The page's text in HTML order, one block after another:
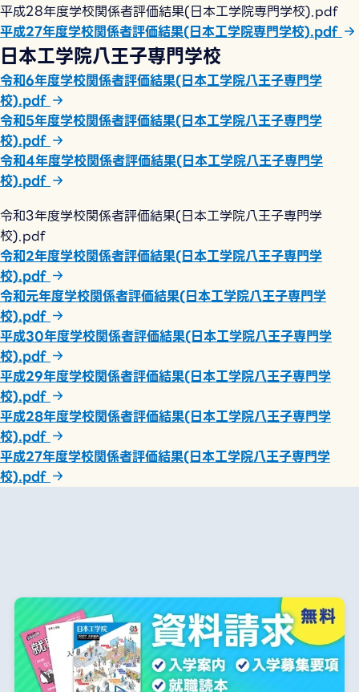
平成28年度学校関係者評価結果(日本工学院専門学校).pdf
平成27年度学校関係者評価結果(日本工学院専門学校).pdf
日本工学院八王子専門学校
令和6年度学校関係者評価結果(日本工学院八王子専門学
校).pdf
令和5年度学校関係者評価結果(日本工学院八王子専門学
校).pdf
令和4年度学校関係者評価結果(日本工学院八王子専門学
校).pdf
令和3年度学校関係者評価結果(日本工学院八王子専門学
校).pdf
令和2年度学校関係者評価結果(日本工学院八王子専門学
校).pdf
令和元年度学校関係者評価結果(日本工学院八王子専門学
校).pdf
平成30年度学校関係者評価結果(日本工学院八王子専門学
校).pdf
平成29年度学校関係者評価結果(日本工学院八王子専門学
校).pdf
平成28年度学校関係者評価結果(日本工学院八王子専門学
校).pdf
平成27年度学校関係者評価結果(日本工学院八王子専門学
校).pdf